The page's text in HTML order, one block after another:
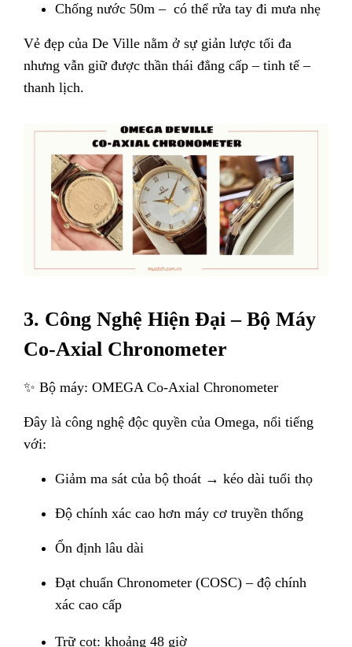
Chống nước 50m – có thể rửa tay đi mưa nhẹ
Vẻ đẹp của De Ville nằm ở sự giản lược tối đa
nhưng vẫn giữ được thần thái đẳng cấp – tinh tế –
thanh lịch.
3. Công Nghệ Hiện Đại – Bộ Máy
Co-Axial Chronometer
✨ Bộ máy: OMEGA Co-Axial Chronometer
Đây là công nghệ độc quyền của Omega, nổi tiếng
với:
Giảm ma sát của bộ thoát → kéo dài tuổi thọ
Độ chính xác cao hơn máy cơ truyền thống
Ổn định lâu dài
Đạt chuẩn Chronometer (COSC) – độ chính
xác cao cấp
Trữ cot: khoảng 48 giờ